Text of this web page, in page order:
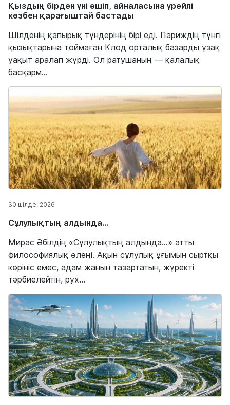
Қыздың бірден үні өшіп, айналасына үрейлі
көзбен қарағыштай бастады
Шілденің қапырық түндерінің бірі еді. Париждің түнгі
қызықтарына тоймаған Клод орталық базарды ұзақ
уақыт аралап жүрді. Ол ратушаның — қалалық
басқарм...
30 шілде, 2026
Сұлулықтың алдында…
Мирас Әбілдің «Сұлулықтың алдында…» атты
философиялық өлеңі. Ақын сұлулық ұғымын сыртқы
көрініс емес, адам жанын тазартатын, жүректі
тәрбиелейтін, рух...